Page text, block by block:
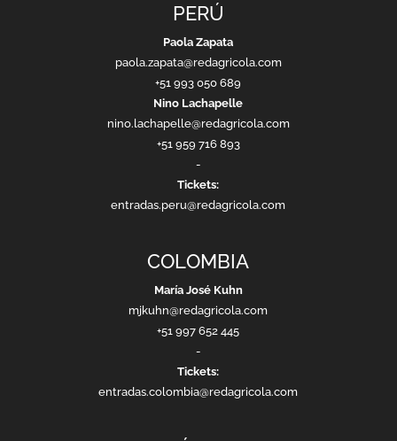
PERÚ
Paola Zapata
paola.zapata@redagricola.com
+51 993 050 689
Nino Lachapelle
nino.lachapelle@redagricola.com
+51 959 716 893
-
Tickets:
entradas.peru@redagricola.com
COLOMBIA
María José Kuhn
mjkuhn@redagricola.com
+51 997 652 445
-
Tickets:
entradas.colombia@redagricola.com